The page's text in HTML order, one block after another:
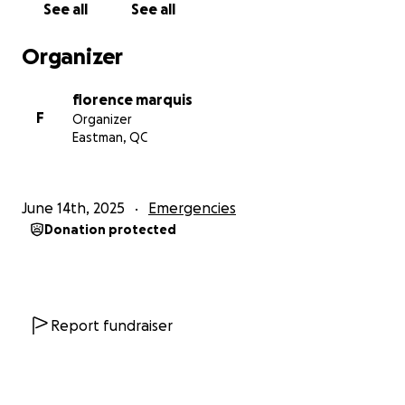
See all See all
Organizer
F
florence marquis
Organizer
Eastman, QC
June 14th, 2025 Emergencies
Donation protected
Report fundraiser